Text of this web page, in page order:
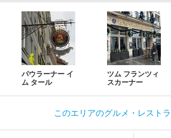
パウラーナー イ
ム タール
ツム フランツィ
スカーナー
このエリアのグルメ・レスト